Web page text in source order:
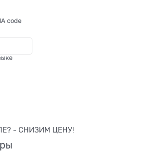
- СНИЗИМ ЦЕНУ!